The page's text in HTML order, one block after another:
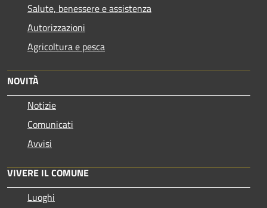
Salute, benessere e assistenza
Autorizzazioni
Agricoltura e pesca
NOVITÀ
Notizie
Comunicati
Avvisi
VIVERE IL COMUNE
Luoghi